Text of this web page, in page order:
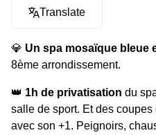
Translate
💎 Un spa mosaïque bleue
8ème arrondissement.
👑 1h de privatisation du
salle de sport. Et des
avec son +1. Peignoirs,